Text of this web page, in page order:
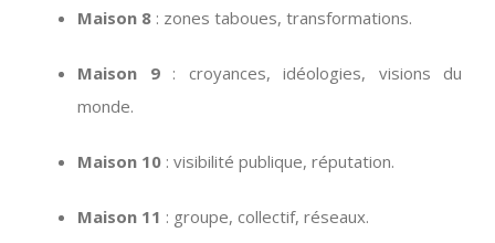
Maison 8 : zones taboues, transformations.
Maison 9: croyances, idéologies, visions du
monde.
Maison 10 : visibilité publique, réputation.
Maison 11 : groupe, collectif, réseaux.